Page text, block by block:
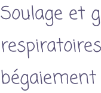
Soulage et